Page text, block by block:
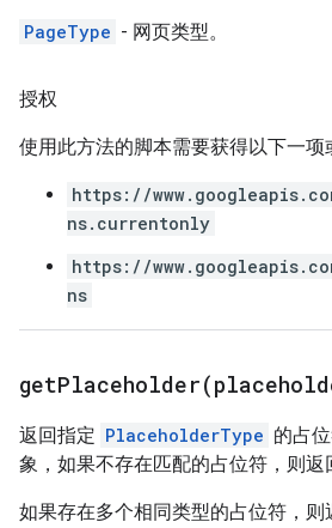
PageType - 网页类型。
授权
使用此方法的脚本需要获得以下一项
https://
ns.currentonly
https://
ns
getPlaceholder(
返回指定 PlaceholderType 的占
象，如果不存在匹配的占位符，则返
如果存在多个相同类型的占位符，